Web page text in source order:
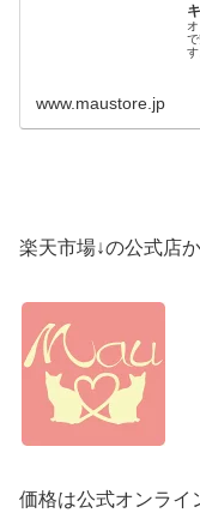
す
www.maustore.jp
楽天市場↓の公式店
価格は公式オンライ